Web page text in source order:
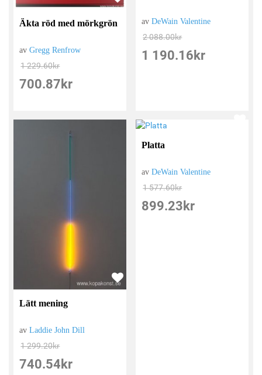
Äkta röd med mörkgrön
avGregg Renfrow
1 229.60kr
700.87 kr
avDeWain Valentine
2 088.00kr
1 190.16 kr
Lätt mening
avLaddie John Dill
1 299.20kr
740.54 kr
Platta
avDeWain Valentine
1 577.60kr
899.23 kr